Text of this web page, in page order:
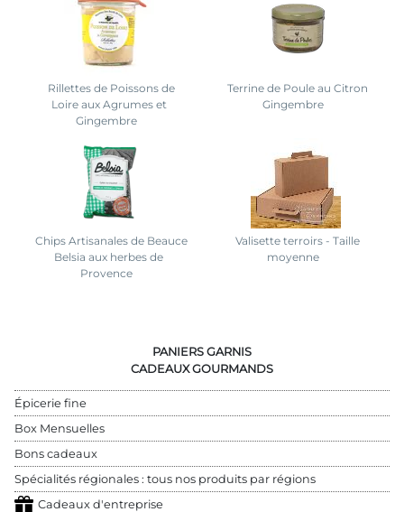
Rillettes de Poissons de
Loire aux Agrumes et
Gingembre
Terrine de Poule au Citron
Gingembre
Chips Artisanales de Beauce
Belsia aux herbes de
Provence
Valisette terroirs - Taille
moyenne
PANIERS GARNIS
CADEAUX GOURMANDS
Épicerie fine
Box Mensuelles
Bons cadeaux
Spécialités régionales : tous nos produits par régions
Cadeaux d'entreprise